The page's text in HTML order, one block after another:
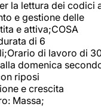
la lettura dei codici
e gestione delle
e attiva;COSA
di 6
di lavoro di
domenica
riposi
e crescita
Massa;